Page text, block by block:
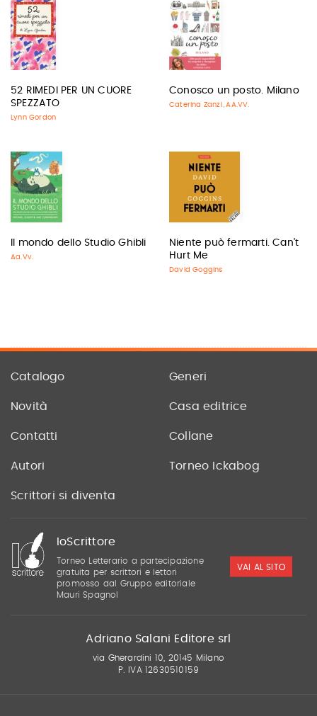
52 RIMEDI PER UN CUORE
SPEZZATO
Lynn Gordon
Conosco un posto. Milano
Caterina Zanzi ,AA.VV.
Il mondo dello Studio Ghibli
Aa.Vv.
Niente può fermarti. Can't
Hurt Me
David Goggins
Catalogo Generi
Novità Casa editrice
Contatti Collane
Autori Torneo Ickabog
Scrittori si diventa
IoScrittore
Torneo Letterario a partecipazione
gratuita per scrittori e lettori
promosso dal Gruppo editoriale
Mauri Spagnol
VAI AL SITO
Adriano Salani Editore srl
via Gherardini 10, 20145 Milano
P. IVA 12630510159